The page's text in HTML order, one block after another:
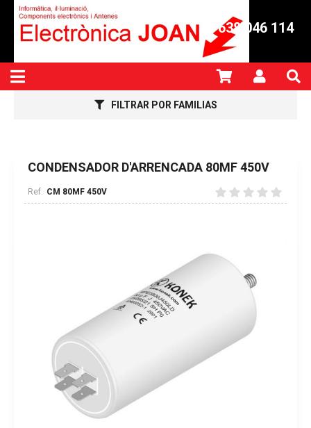
638 046 114
FILTRAR POR FAMILIAS
CONDENSADOR D'ARRENCADA 80MF 450V
CM 80MF 450V